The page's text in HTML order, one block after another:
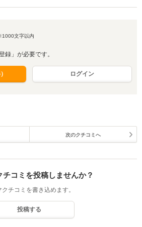
文字以内
録」が必要です。
ログイン
次のクチコミへ
チコミを投稿しませんか？
クチコミを書き込めます。
投稿する